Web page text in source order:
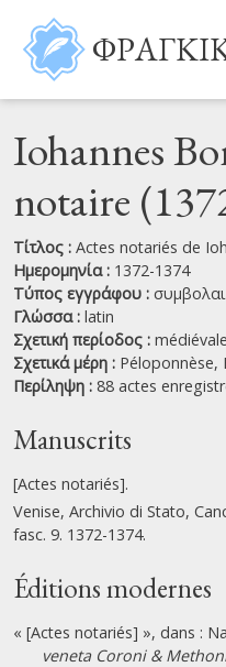
Παράκαμψη προς το
Iohannes
notaire
Τίτλος : Actes notariés de
Ημερομηνία : 1372-1374
Τύπος εγγράφου :
Γλώσσα : latin
Σχετική περίοδος : médiévale
Σχετικά μέρη : Péloponnèse,
Περίληψη : 88 actes
Manuscrits
[Actes notariés].
Venise, Archivio di Stato,
fasc. 9. 1372-1374.
Éditions modernes
« [Actes notariés] », dans :
veneta Coroni &